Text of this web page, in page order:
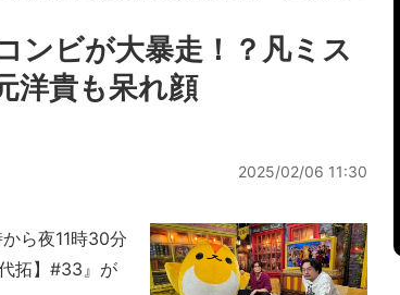
ンビが大暴走！？凡ミス
洋貴も呆れ顔
2025/02/06 11:30
ら夜11時30分
拓】#33』が